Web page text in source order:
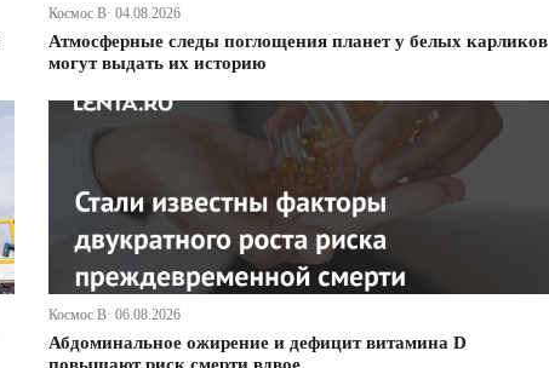
Космос В· 04.08.2026
Атмосферные следы поглощения планет у белых карликов
могут выдать их историю
Космос В· 06.08.2026
Абдоминальное ожирение и дефицит витамина D